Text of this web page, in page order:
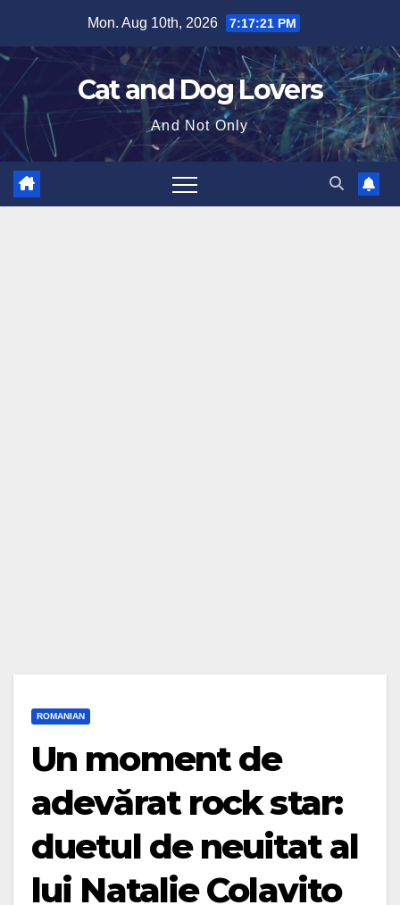
content
Mon. Aug 10th, 2026 7:17:22 PM
Cat and Dog Lovers
And Not Only
ROMANIAN
Un moment de
adevărat rock star:
duetul de neuitat al
lui Natalie Colavito